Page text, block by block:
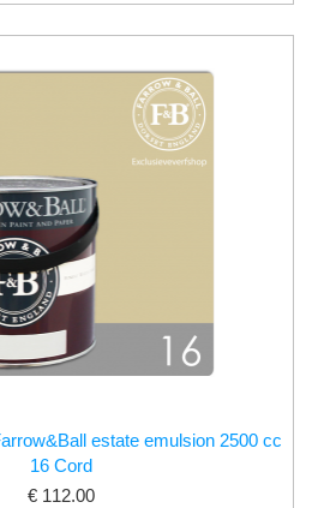
estate emulsion 2500 cc
16 Cord
€ 112.00